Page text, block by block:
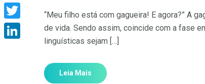
“Meu filho está com gagueira! E agora?” A
de vida. Sendo assim, coincide com a fase
linguísticas sejam […]
Leia Mais
Facebook
Twitter